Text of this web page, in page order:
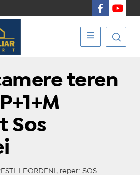
teren
Sos
LEORDENI, reper: SOS